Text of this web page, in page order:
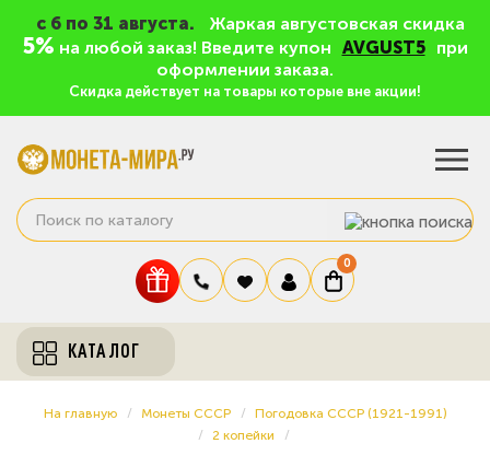
c 6 по 31 августа. Жаркая августовская скидка
5% на любой заказ! Введите купон AVGUST5
при
оформлении заказа.
Скидка действует на товары которые вне акции!
0
КАТАЛОГ
На главную Монеты СССР
Погодовка СССР (1921-1991)
2 копейки